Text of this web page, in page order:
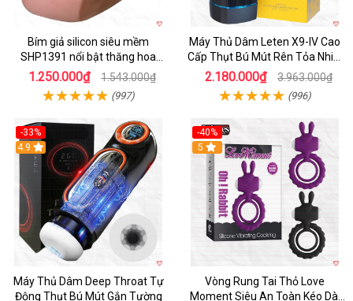
Bím giả silicon siêu mềm
SHP1391 nổi bật thăng hoa
hoàn hảo
1.250.000₫ 1.543.000₫
(997)
Máy Thủ Dâm Leten X9-IV Cao
Cấp Thụt Bú Mút Rên Tỏa Nhiệt
Sạc Pin
2.180.000₫ 3.963.000₫
(996)
-33%
Hot
4.9
Máy Thủ Dâm Deep Throat Tự
Động Thụt Bú Mút Gắn Tường
-40%
5
Vòng Rung Tai Thỏ Love
Moment Siêu An Toàn Kéo Dài